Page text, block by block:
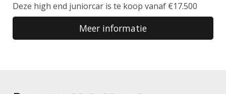
Deze high end juniorcar is te koop vanaf €17.500
Meer informatie